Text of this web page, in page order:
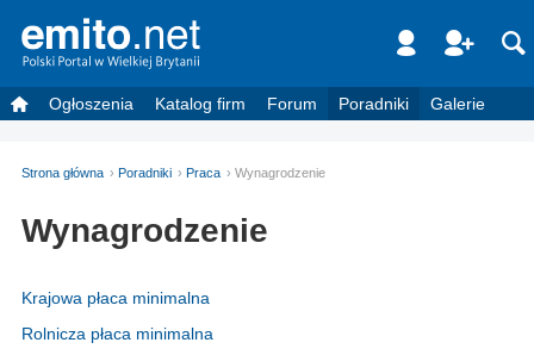
Ogłoszenia Katalog firm Forum Poradniki Galerie
Strona główna Poradniki Praca Wynagrodzenie
Wynagrodzenie
Krajowa płaca minimalna
Rolnicza płaca minimalna